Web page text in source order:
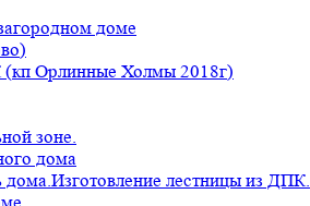
доме
(кп Орлинные Холмы 2018г)
зоне.
дома
лестницы из ДПК.